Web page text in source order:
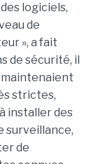
logiciels,
de
», a fait
de sécurité, il
strictes,
installer des
surveillance,
de